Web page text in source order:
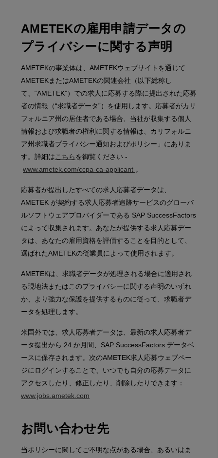
AMETEKの雇用申請データの
プライバシーに関する声明
AMETEKの事業体は、AMETEKウェブサイトを通じて
AMETEKまたはAMETEKの関連会社（以下総称し
て、“AMETEK”）での求人に応募する際に提出された応募
者の情報（“求職者データ”）を使用します。応募者がカリ
フォルニア州の居住者である場合、当社が収集する個人
情報および求職者の権利に関する情報は、カリフォルニ
ア州求職者プライバシー通知およびポリシー」にありま
す。詳細は こちら を御覧ください -
www.ametek.com/ccpa-ca-applicant 。
応募者が提出したすべての求人応募者データは、
AMETEK が契約する求人応募者追跡サービスのグローバ
ルソフトウェアプロバイダーである SAP SuccessFactors
によって収集されます。あなたが提供する求人応募デー
タは、あなたの雇用資格を評価することを目的として、
選ばれたAMETEKの従業員によって使用されます。
AMETEKは、求職者データが処理される場合に適用され
る現地法またはこのプライバシーに関する声明のいずれ
か、より強力な保護を提供するものに従って、求職者デ
ータを処理します。
米国外では、求人応募者データは、最新の求人応募者デ
ータ提出から 24 か月間、SAP SuccessFactors データベ
ースに保存されます。次のAMETEK求人応募ウェブペー
ジにログインすることで、いつでも自分の応募データに
アクセスしたり、修正したり、削除したりできます：
www.jobs.ametek.com
お問い合わせ先
当ポリシーに関してご不明な点がある場合、あるいはま